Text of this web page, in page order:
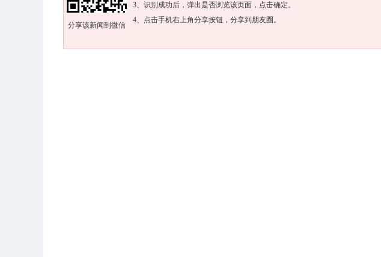
分享该新闻到微信
3、识别成功后，弹出是否浏览该页面，点击确定。
4、点击手机右上角分享按钮，分享到朋友圈。